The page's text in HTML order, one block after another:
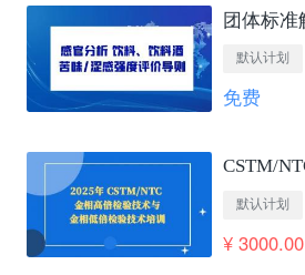
默认计划
免费
默认计划
¥ 3000.00